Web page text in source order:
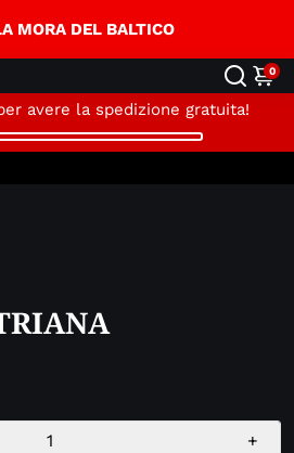
MORA DEL BALTICO
0
avere la spedizione gratuita!
+